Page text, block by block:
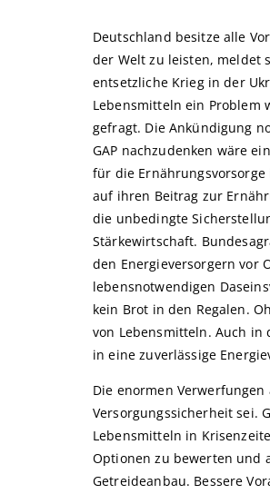
Deutschland besitze alle
der Welt zu leisten, meldet
entsetzliche Krieg in der
Lebensmitteln ein Problem
gefragt. Die Ankündigung
GAP nachzudenken wäre
für die
auf ihren Beitrag zur
die unbedingte
Stärkewirtschaft.
den Energieversorgern vor
lebensnotwendigen
kein Brot in den Regalen.
von Lebensmitteln. Auch in
in eine zuverlässige
Die enormen
Versorgungssicherheit sei.
Lebensmitteln in
Optionen zu bewerten und
Getreideanbau. Bessere